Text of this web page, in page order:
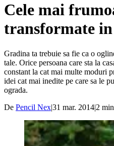
Cele mai
transformate
Gradina ta trebuie sa fie ca o
tale. Orice persoana care sta la
constant la cat mai multe moduri
idei cat mai inedite pe care sa le
ograda.
De Pencil Nex|31 mar. 2014|2